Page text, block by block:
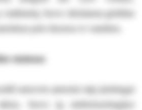
buvo skiriamas griežtas
prie duonos ir vandens.
statusas
senovės autoriai taip įnirtingai
buvo jų embrionologijos